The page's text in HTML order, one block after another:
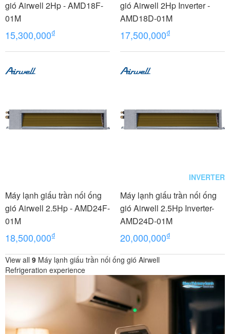
gió Airwell 2Hp - AMD18F-
01M
15,300,000₫
gió Airwell 2Hp Inverter -
AMD18D-01M
17,500,000₫
Máy lạnh giấu trần nối ống
gió Airwell 2.5Hp - AMD24F-
01M
18,500,000₫
INVERTER
Máy lạnh giấu trần nối ống
gió Airwell 2.5Hp Inverter-
AMD24D-01M
20,000,000₫
View all 9 Máy lạnh giấu trần nối ống gió Airwell
Refrigeration experience